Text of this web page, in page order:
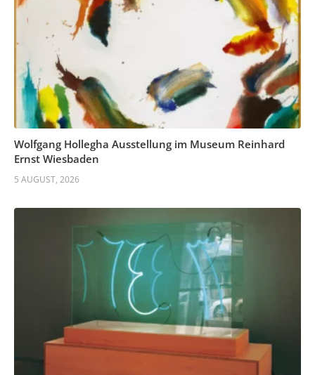
Wolfgang Hollegha Ausstellung im Museum Reinhard
Ernst Wiesbaden
5 AUGUST, 2026